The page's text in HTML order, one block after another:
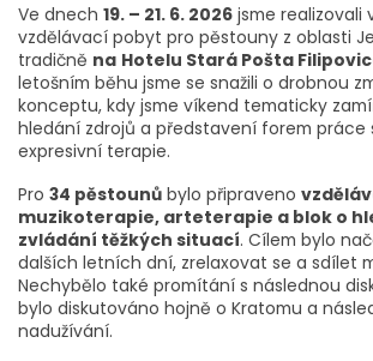
Ve dnech 19. – 21. 6. 2026 jsme realizovali
vzdělávací pobyt pro pěstouny z oblasti
tradičně na Hotelu Stará Pošta
letošním běhu jsme se snažili o drobnou
konceptu, kdy jsme víkend tematicky
hledání zdrojů a představení forem práce
expresivní terapie.
Pro 34 pěstounů bylo připraveno
muzikoterapie, arteterapie a blok o
zvládání těžkých situací. Cílem bylo
dalších letních dní, zrelaxovat se a sdílet
Nechybělo také promítání s následnou
bylo diskutováno hojně o Kratomu a
nadužívání.